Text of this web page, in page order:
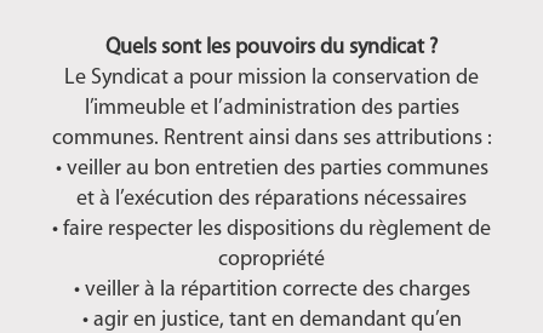
Quels sont les pouvoirs du syndicat ?
Le Syndicat a pour mission la conservation de
l’immeuble et l’administration des parties
communes. Rentrent ainsi dans ses attributions :
• veiller au bon entretien des parties communes
et à l’exécution des réparations nécessaires
• faire respecter les dispositions du règlement de
copropriété
• veiller à la répartition correcte des charges
• agir en justice, tant en demandant qu’en